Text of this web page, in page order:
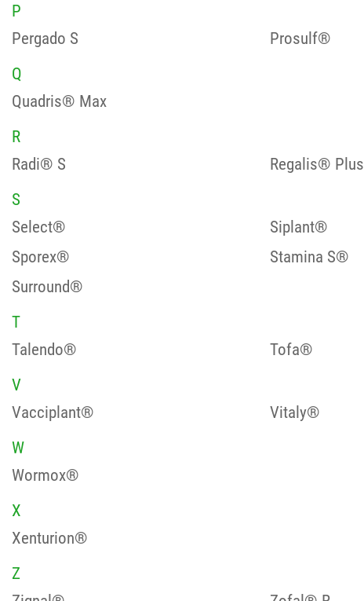
P
Pergado S
Prosulf®
Q
Quadris® Max
R
Radi® S
Regalis® Plus
S
Select®
Siplant®
Sporex®
Stamina S®
Surround®
T
Talendo®
Tofa®
V
Vacciplant®
Vitaly®
W
Wormox®
X
Xenturion®
Z